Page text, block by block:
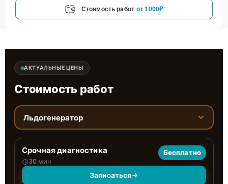
Стоимость работ от 1000₽
АКТУАЛЬНЫЕ ЦЕНЫ
Стоимость работ
Льдогенератор
Срочная диагностика
30 мин
Бесплатно
Записаться